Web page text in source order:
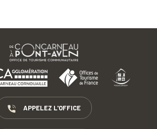
APPELEZ L'OFFICE